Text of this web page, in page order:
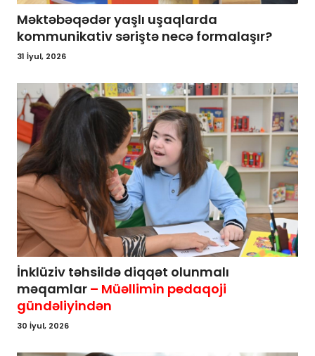
Məktəbəqədər yaşlı uşaqlarda
kommunikativ səriştə necə formalaşır?
31 İyul, 2026
İnklüziv təhsildə diqqət olunmalı
məqamlar – Müəllimin pedaqoji
gündəliyindən
30 İyul, 2026